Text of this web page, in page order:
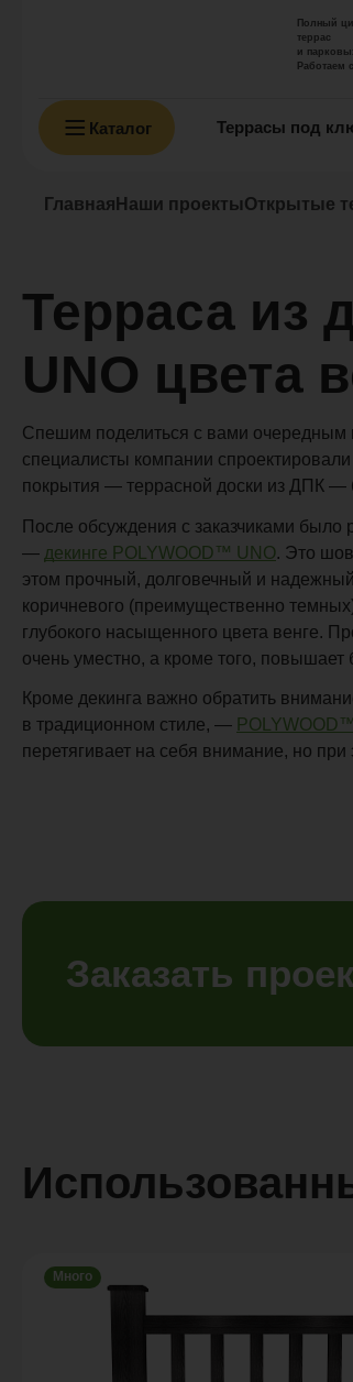
Полный
террас
и
Работаем
Каталог Террасы под
Главная Наши проектыОткрытые
Терраса из
UNO цвета
Спешим поделиться с вами очередным
специалисты компании
покрытия — террасной доски из ДПК —
После обсуждения с заказчиками
— декинге POLYWOOD™ UNO. Это
этом прочный, долговечный и
коричневого (преимущественно
глубокого насыщенного цвета венге.
очень уместно, а кроме того,
Кроме декинга важно обратить
в традиционном стиле, —
перетягивает на себя внимание, но
Заказать
Много